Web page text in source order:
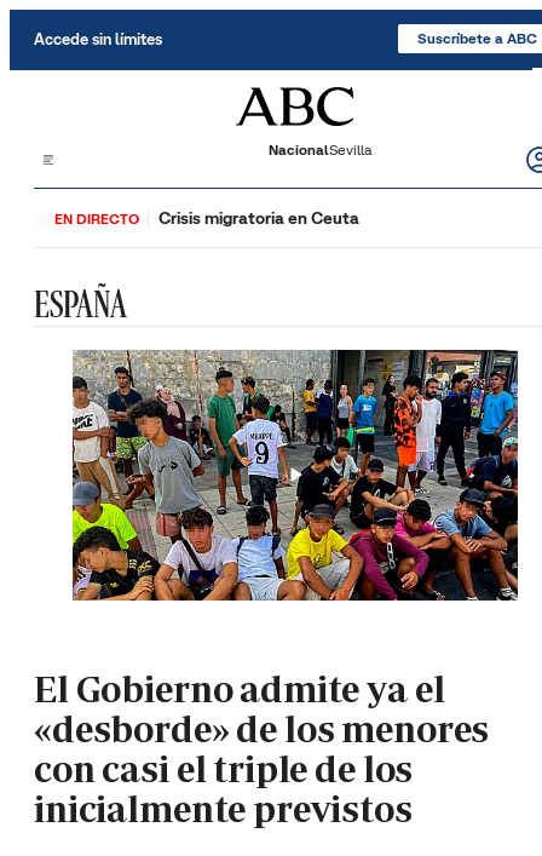
Accede sin límites Suscríbete a ABC
NacionalSevilla
EN DIRECTO Crisis migratoria en Ceuta
ESPAÑA
El Gobierno admite ya el
«desborde» de los menores
con casi el triple de los
inicialmente previstos